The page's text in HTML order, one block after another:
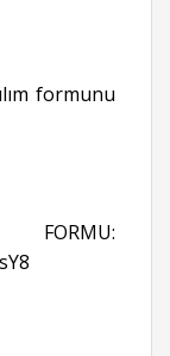
formunu